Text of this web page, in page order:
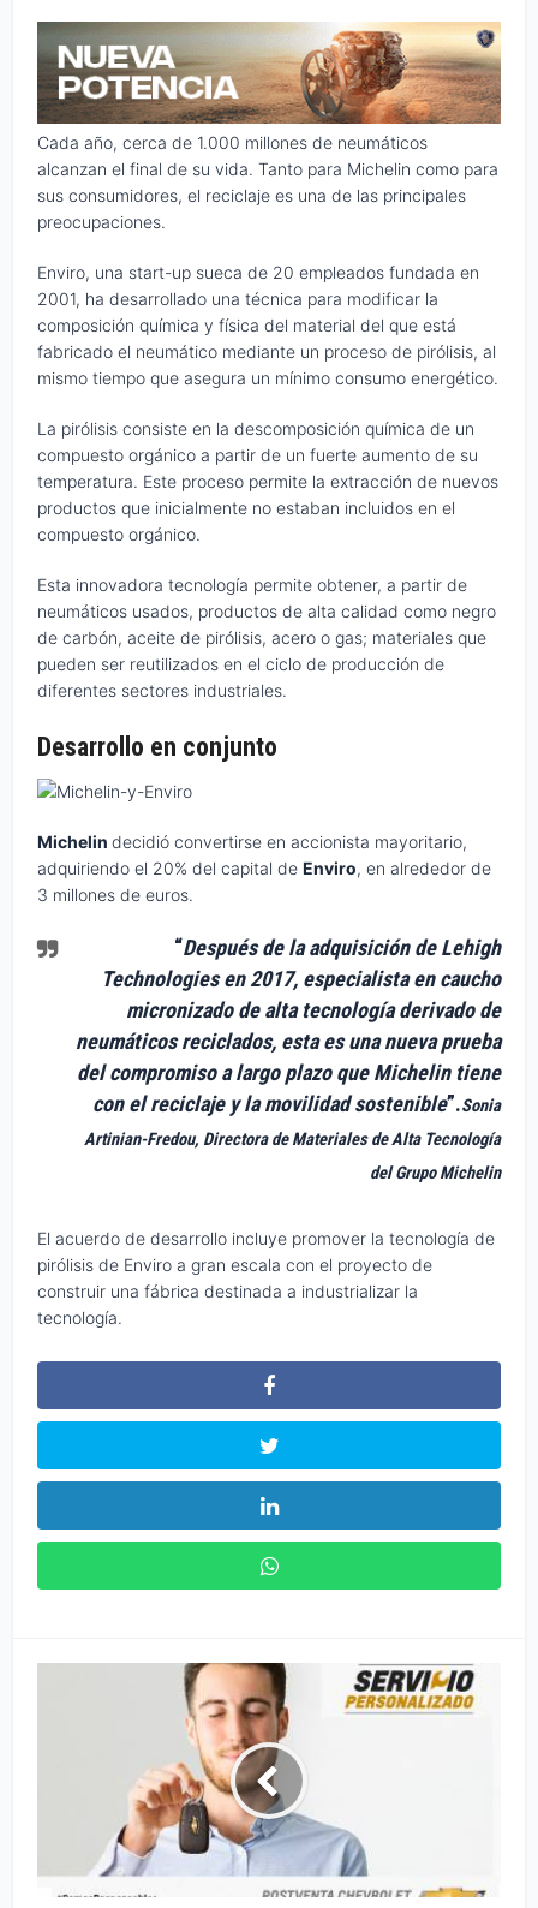
Cada año, cerca de 1.000 millones de neumáticos
alcanzan el final de su vida. Tanto para Michelin como para
sus consumidores, el reciclaje es una de las principales
preocupaciones.
Enviro, una start-up sueca de 20 empleados fundada en
2001, ha desarrollado una técnica para modificar la
composición química y física del material del que está
fabricado el neumático mediante un proceso de pirólisis, al
mismo tiempo que asegura un mínimo consumo energético.
La pirólisis consiste en la descomposición química de un
compuesto orgánico a partir de un fuerte aumento de su
temperatura. Este proceso permite la extracción de nuevos
productos que inicialmente no estaban incluidos en el
compuesto orgánico.
Esta innovadora tecnología permite obtener, a partir de
neumáticos usados, productos de alta calidad como negro
de carbón, aceite de pirólisis, acero o gas; materiales que
pueden ser reutilizados en el ciclo de producción de
diferentes sectores industriales.
Desarrollo en conjunto
Michelindecidió convertirse en accionista mayoritario,
adquiriendo el 20% del capital deEnviro, en alrededor de
3 millones de euros.
“Después de la adquisición de Lehigh
Technologies en 2017, especialista en caucho
micronizado de alta tecnología derivado de
neumáticos reciclados, esta es una nueva prueba
del compromiso a largo plazo que Michelin tiene
con el reciclaje y la movilidad sostenible”.Sonia
Artinian-Fredou, Directora de Materiales de Alta Tecnología
del Grupo Michelin
El acuerdo de desarrollo incluye promover la tecnología de
pirólisis de Enviro a gran escala con el proyecto de
construir una fábrica destinada a industrializar la
tecnología.